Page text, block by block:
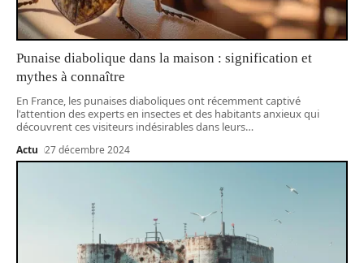
Punaise diabolique dans la maison : signification et
mythes à connaître
En France, les punaises diaboliques ont récemment captivé
l'attention des experts en insectes et des habitants anxieux qui
découvrent ces visiteurs indésirables dans leurs…
Actu 27 décembre 2024